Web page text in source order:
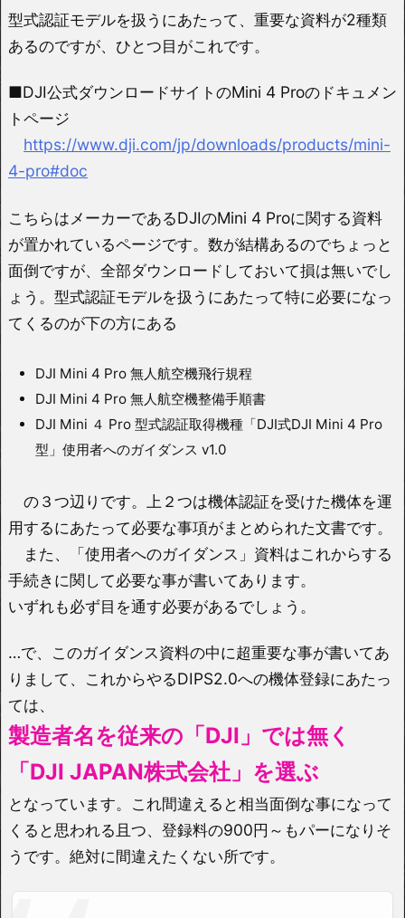
型式認証モデルを扱うにあたって、重要な資料が2種類
あるのですが、ひとつ目がこれです。
■DJI公式ダウンロードサイトのMini 4 Proのドキュメン
トページ
https://www.dji.com/jp/downloads/products/mini-
4-pro#doc
こちらはメーカーであるDJIのMini 4 Proに関する資料
が置かれているページです。数が結構あるのでちょっと
面倒ですが、全部ダウンロードしておいて損は無いでし
ょう。型式認証モデルを扱うにあたって特に必要になっ
てくるのが下の方にある
DJI Mini 4 Pro 無人航空機飛行規程
DJI Mini 4 Pro 無人航空機整備手順書
DJI Mini ４ Pro 型式認証取得機種「DJI式DJI Mini 4 Pro
型」使用者へのガイダンス v1.0
の３つ辺りです。上２つは機体認証を受けた機体を運
用するにあたって必要な事項がまとめられた文書です。
また、「使用者へのガイダンス」資料はこれからする
手続きに関して必要な事が書いてあります。
いずれも必ず目を通す必要があるでしょう。
…で、このガイダンス資料の中に超重要な事が書いてあ
りまして、これからやるDIPS2.0への機体登録にあたっ
ては、
製造者名を従来の「DJI」では無く
「DJI JAPAN株式会社」を選ぶ
となっています。これ間違えると相当面倒な事になって
くると思われる且つ、登録料の900円～もパーになりそ
うです。絶対に間違えたくない所です。